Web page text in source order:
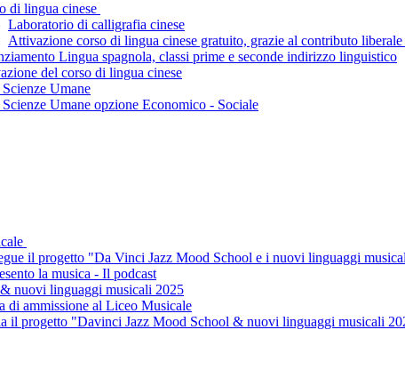
di lingua cinese
Laboratorio di calligrafia cinese
Attivazione corso di lingua cinese gratuito, grazie al contributo
Lingua spagnola, classi prime e seconde indirizzo linguistico
del corso di lingua cinese
Umane
Umane opzione Economico - Sociale
il progetto "Da Vinci Jazz Mood School e i nuovi linguaggi
la musica - Il podcast
nuovi linguaggi musicali 2025
di ammissione al Liceo Musicale
il progetto "Davinci Jazz Mood School & nuovi linguaggi musicali